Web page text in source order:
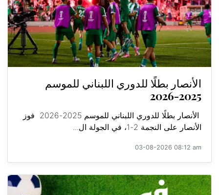
الأنصار بطلًا للدوري اللبناني للموسم
2025-2026
الأنصار بطلًا للدوري اللبناني للموسم 2025-2026 فوز
الأنصار على النجمة 2-1، في الجولة ال...
03-08-2026 08:12 am